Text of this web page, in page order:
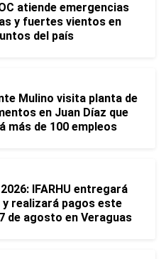
atiende emergencias
y fuertes vientos en
del país
Mulino visita planta de
en Juan Díaz que
más de 100 empleos
IFARHU entregará
realizará pagos este
de agosto en Veraguas